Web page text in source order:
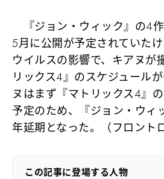
『ジョン・ウィック』の4
5月に公開が予定されていた
ウイルスの影響で、キアヌが
リックス4』のスケジュール
ヌはまず『マトリックス4』
予定のため、『ジョン・ウィ
年延期となった。（フロント
この記事に登場する人物